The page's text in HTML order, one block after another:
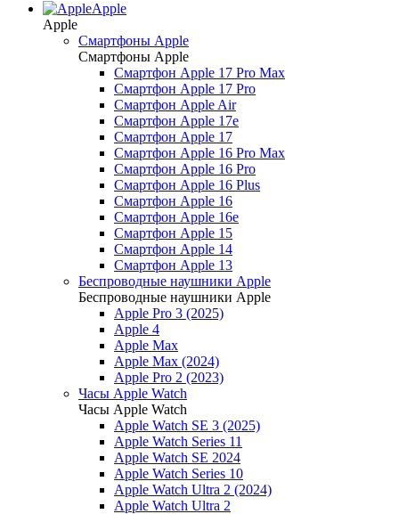
Apple
Apple
Смартфоны Apple
Смартфоны Apple
Смартфон Apple 17 Pro Max
Смартфон Apple 17 Pro
Смартфон Apple Air
Смартфон Apple 17e
Смартфон Apple 17
Смартфон Apple 16 Pro Max
Смартфон Apple 16 Pro
Смартфон Apple 16 Plus
Смартфон Apple 16
Смартфон Apple 16e
Смартфон Apple 15
Смартфон Apple 14
Смартфон Apple 13
Беспроводные наушники Apple
Беспроводные наушники Apple
Apple Pro 3 (2025)
Apple 4
Apple Max
Apple Max (2024)
Apple Pro 2 (2023)
Часы Apple Watch
Часы Apple Watch
Apple Watch SE 3 (2025)
Apple Watch Series 11
Apple Watch SE 2024
Apple Watch Series 10
Apple Watch Ultra 2 (2024)
Apple Watch Ultra 2